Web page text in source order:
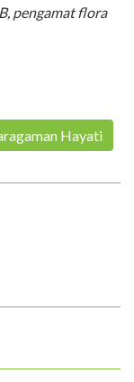
pengamat flora
Hayati